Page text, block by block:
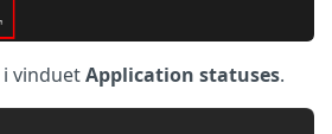
i vinduetApplication statuses.